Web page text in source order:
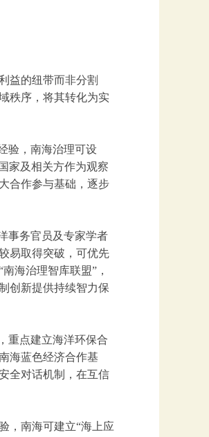
益的纽带而非分割
秩序，将其转化为实
验，南海治理可设
家及相关方作为观察
合作参与基础，逐步
事务官员及专家学者
易取得突破，可优先
海治理智库联盟”，
创新提供持续智力保
重点建立海洋环保合
海蓝色经济合作基
全对话机制，在互信
，南海可建立“海上应